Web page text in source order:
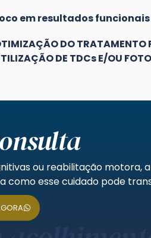
em resultados
DO TRATAMENTO
DE TDCs E/OU
ou reabilitação motora,
como esse cuidado pode